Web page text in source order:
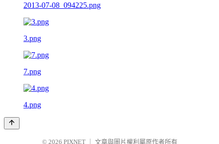
2013-07-08_094225.png
3.png
7.png
4.png
© 2026 PIXNET 文章與圖片權利屬原作者所有